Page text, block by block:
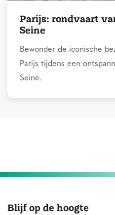
Parijs: rondvaart
Seine
Bewonder de iconische
Parijs tijdens een
Seine.
Blijf op de hoogte